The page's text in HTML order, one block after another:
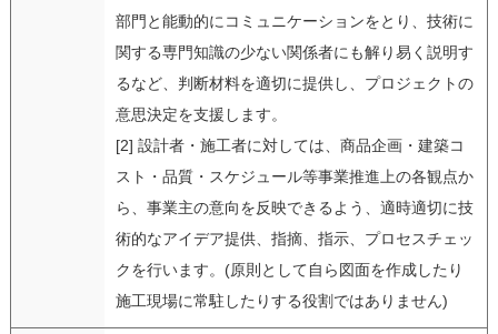
部門と能動的にコミュニケーションをとり、技術に
関する専門知識の少ない関係者にも解り易く説明す
るなど、判断材料を適切に提供し、プロジェクトの
意思決定を支援します。
[2] 設計者・施工者に対しては、商品企画・建築コ
スト・品質・スケジュール等事業推進上の各観点か
ら、事業主の意向を反映できるよう、適時適切に技
術的なアイデア提供、指摘、指示、プロセスチェッ
クを行います。(原則として自ら図面を作成したり
施工現場に常駐したりする役割ではありません)